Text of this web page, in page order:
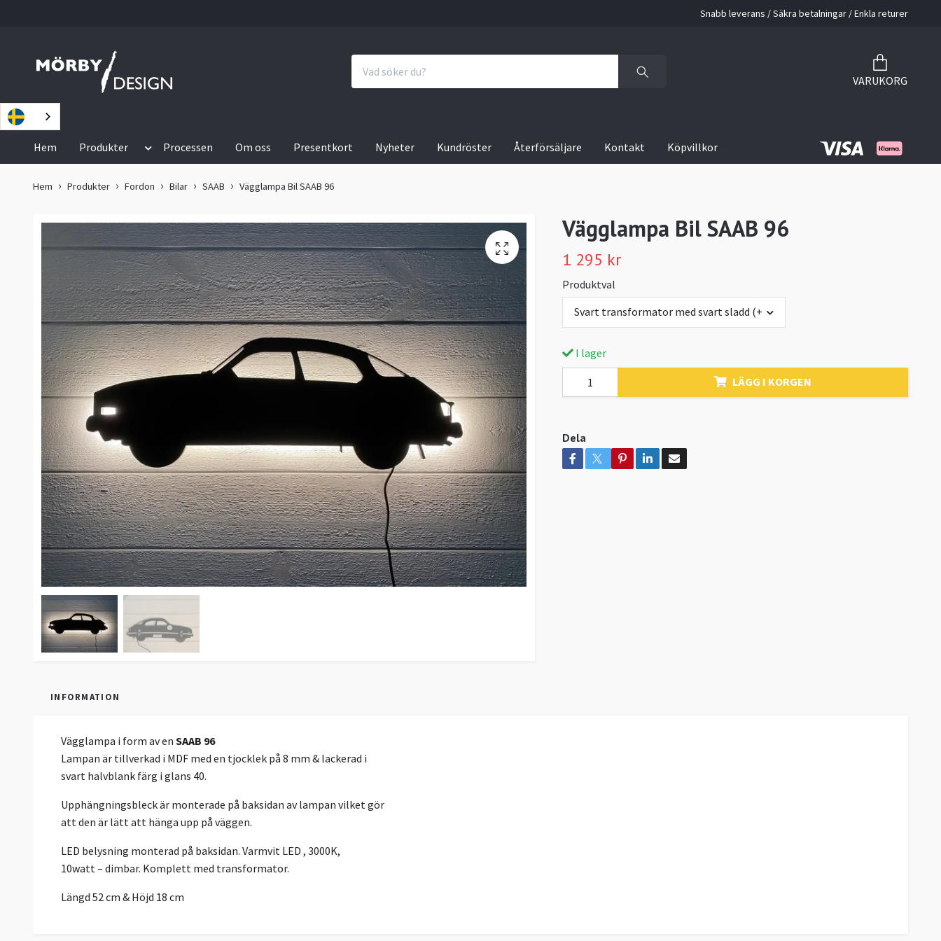
Snabb leverans / Säkra betalningar / Enkla returer
VARUKORG
Hem Produkter Processen Om oss Presentkort Nyheter Kundröster Återförsäljare Kontakt Köpvillkor
Hem Produkter Fordon Bilar SAAB Vägglampa Bil SAAB 96
Vägglampa Bil SAAB 96
1 295 kr
Produktval
Svart transformator med svart sladd (+0 kr)
I lager
LÄGG I KORGEN
Dela
INFORMATION
Vägglampa i form av en SAAB 96
Lampan är tillverkad i MDF med en tjocklek på 8 mm & lackerad i
svart halvblank färg i glans 40.
Upphängningsbleck är monterade på baksidan av lampan vilket gör
att den är lätt att hänga upp på väggen.
LED belysning monterad på baksidan. Varmvit LED , 3000K,
10watt – dimbar. Komplett med transformator.
Längd 52 cm & Höjd 18 cm